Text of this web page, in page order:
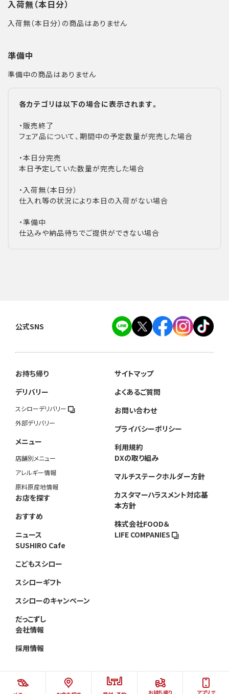
お持ち帰り アプリで
入荷無（本日分）
入荷無（本日分）の商品はありません
準備中
準備中の商品はありません
各カテゴリは以下の場合に表示されます。
・販売終了
フェア品について、期間中の予定数量が完売した場合
・本日分完売
本日予定していた数量が完売した場合
・入荷無（本日分）
仕入れ等の状況により本日の入荷がない場合
・準備中
仕込みや納品待ちでご提供ができない場合
公式SNS
お持ち帰り
デリバリー
スシローデリバリー
外部デリバリー
メニュー
店舗別メニュー
アレルギー情報
原料原産地情報
お店を探す
おすすめ
ニュース
SUSHIRO Cafe
こどもスシロー
スシローギフト
スシローのキャンペーン
だっこずし
会社情報
採用情報
サイトマップ
よくあるご質問
お問い合わせ
プライバシーポリシー
利用規約
DXの取り組み
マルチステークホルダー方針
カスタマーハラスメント対応基
本方針
株式会社FOOD＆
LIFE COMPANIES